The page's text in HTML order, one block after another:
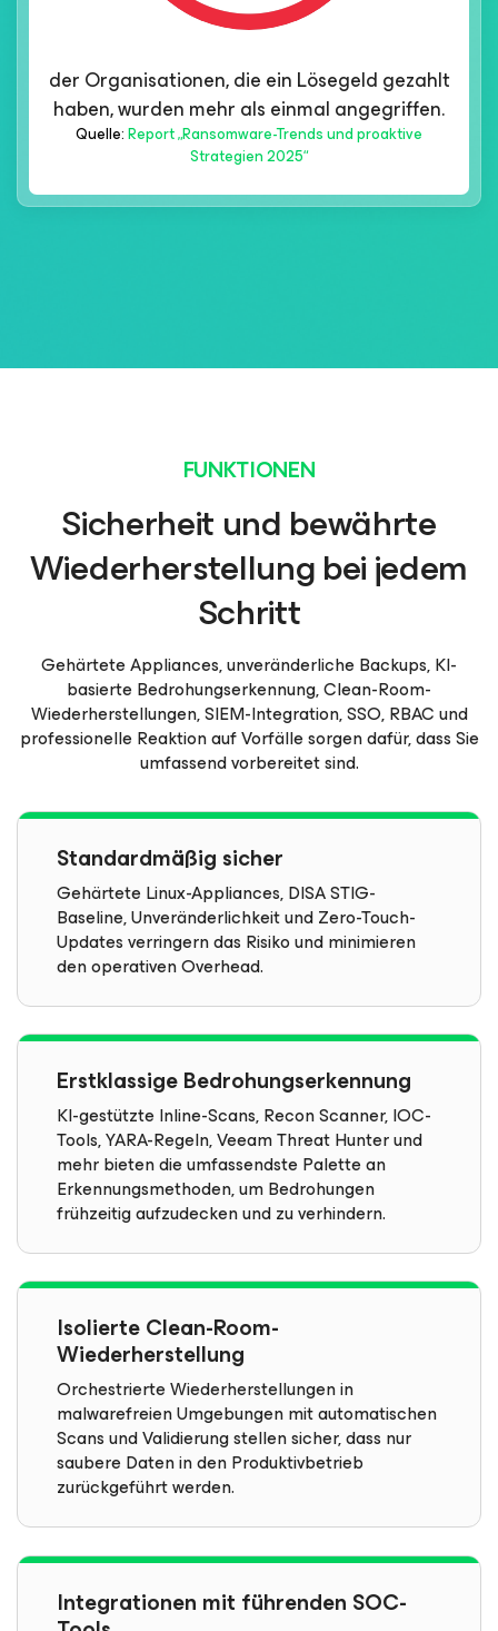
der Organisationen, die ein Lösegeld gezahlt
haben, wurden mehr als einmal angegriffen.
Quelle:Report „Ransomware-Trends und proaktive
Strategien 2025“
FUNKTIONEN
Sicherheit und bewährte
Wiederherstellungbei jedem
Schritt
Gehärtete Appliances, unveränderliche Backups, KI-
basierte Bedrohungserkennung, Clean-Room-
Wiederherstellungen, SIEM-Integration, SSO, RBAC und
professionelle Reaktion auf Vorfälle sorgen dafür, dass Sie
umfassend vorbereitet sind.
Standardmäßig sicher
Gehärtete Linux-Appliances, DISA STIG-
Baseline, Unveränderlichkeit und Zero-Touch-
Updates verringern das Risiko und minimieren
den operativen Overhead.
Erstklassige Bedrohungserkennung
KI-gestützte Inline-Scans, Recon Scanner, IOC-
Tools, YARA-Regeln, Veeam Threat Hunter und
mehr bieten die umfassendste Palette an
Erkennungsmethoden, um Bedrohungen
frühzeitig aufzudecken und zu verhindern.
Isolierte Clean-Room-
Wiederherstellung
Orchestrierte Wiederherstellungen in
malwarefreien Umgebungen mit automatischen
Scans und Validierung stellen sicher, dass nur
saubere Daten in den Produktivbetrieb
zurückgeführt werden.
Integrationen mit führenden SOC-